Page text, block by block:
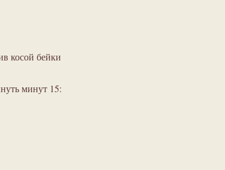
косой бейки
минут 15: